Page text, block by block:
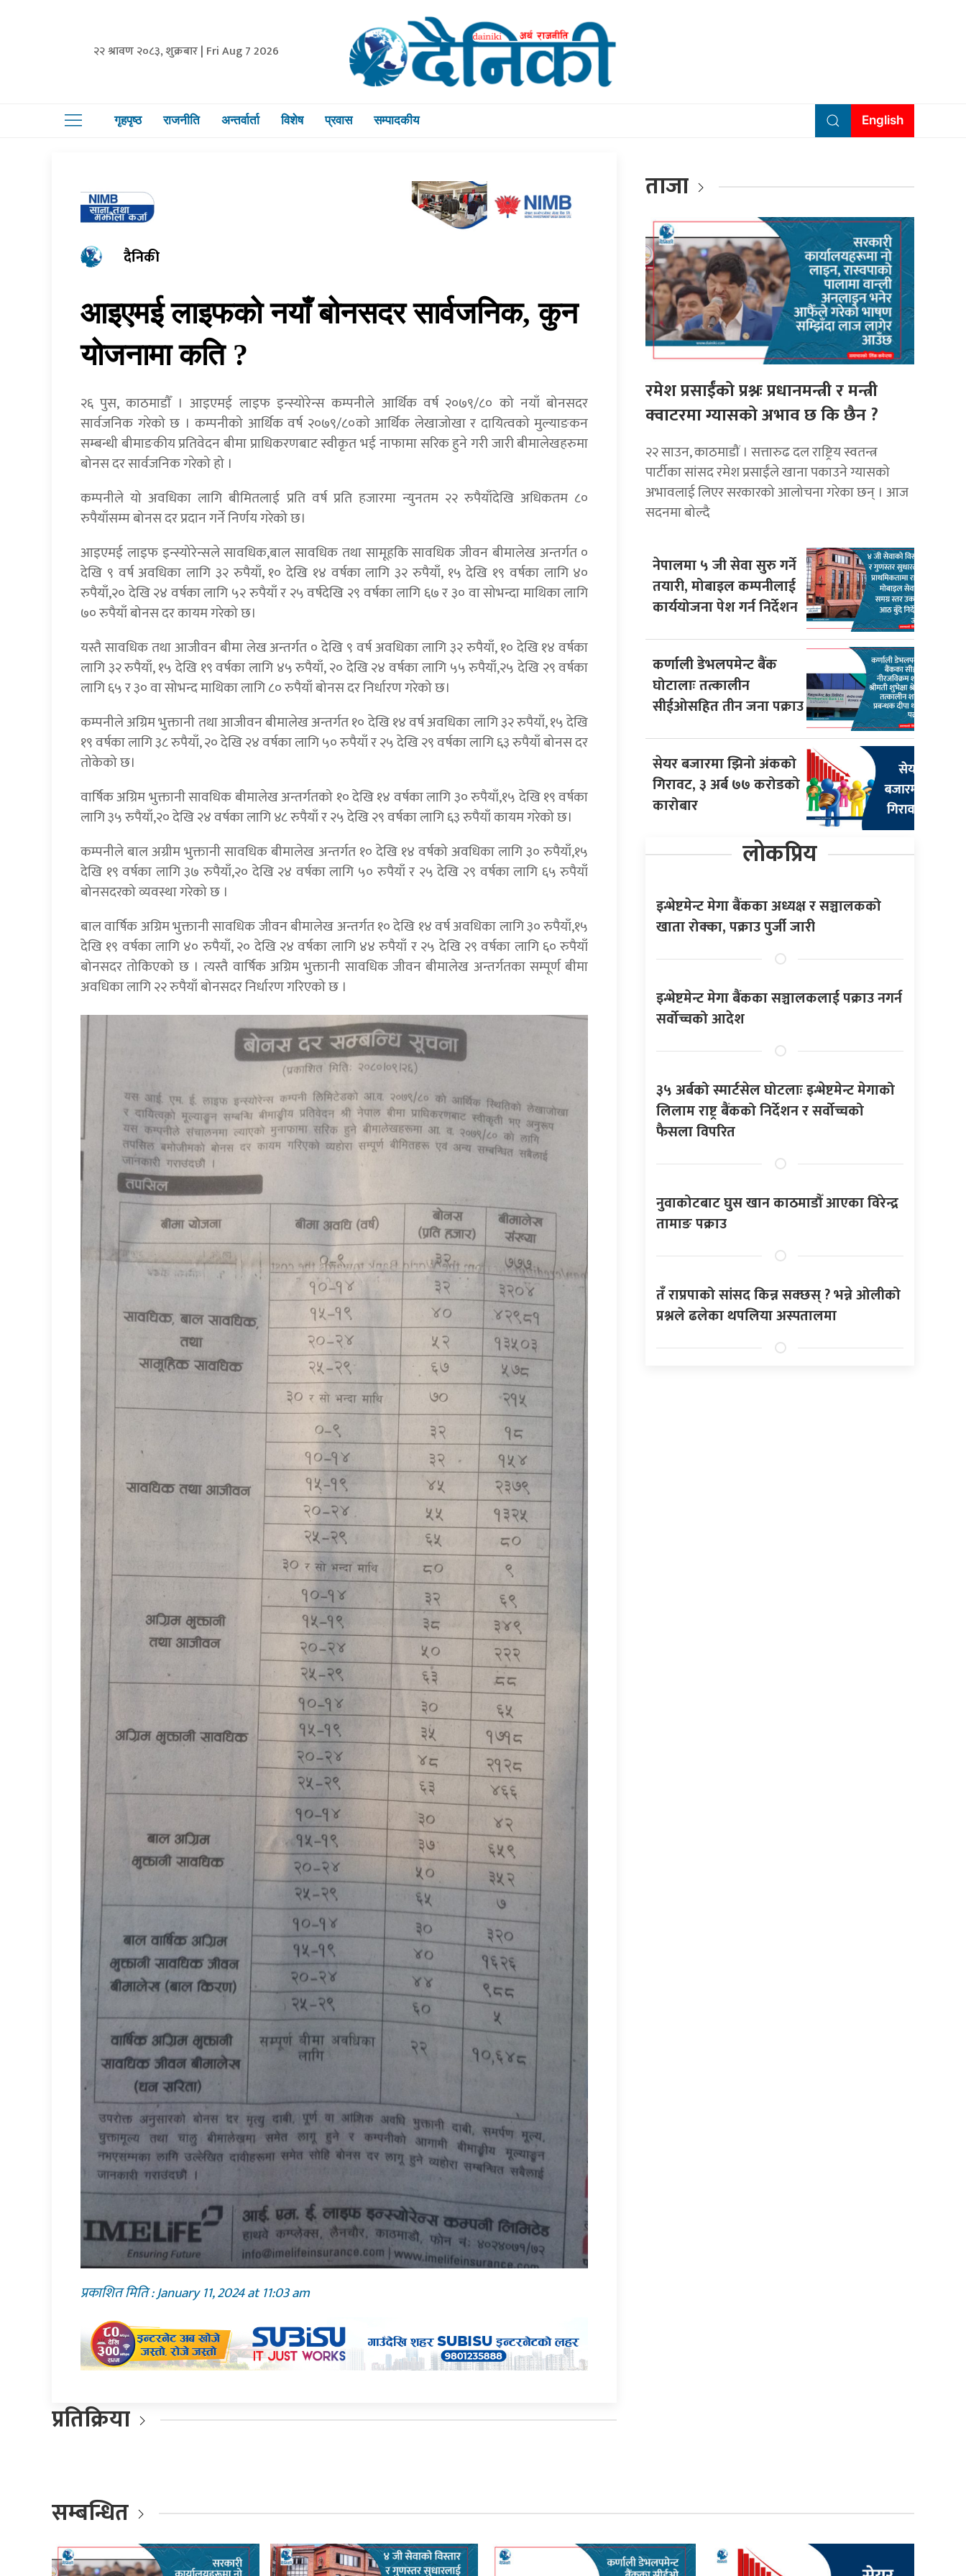
२२ श्रावण २०८३, शुक्रबार | Fri Aug 7 2026
गृहपृष्ठ राजनीति अन्तर्वार्ता विशेष प्रवास सम्पादकीय English
दैनिकी
आइएमई लाइफको नयाँ बोनसदर सार्वजनिक, कुन
योजनामा कति ?
२६ पुस, काठमाडाैँ । आइएमई लाइफ इन्स्योरेन्स कम्पनीले आर्थिक वर्ष २०७९/८० को नयाँ बोनसदर
सार्वजनिक गरेको छ । कम्पनीको आर्थिक वर्ष २०७९/८०को आर्थिक लेखाजोखा र दायित्वको मुल्याङकन
सम्बन्धी बीमाङकीय प्रतिवेदन बीमा प्राधिकरणबाट स्वीकृत भई नाफामा सरिक हुने गरी जारी बीमालेखहरुमा
बोनस दर सार्वजनिक गरेको हो ।
कम्पनीले यो अवधिका लागि बीमितलाई प्रति वर्ष प्रति हजारमा न्युनतम २२ रुपैयाँदेखि अधिकतम ८०
रुपैयाँसम्म बोनस दर प्रदान गर्ने निर्णय गरेको छ।
आइएमई लाइफ इन्स्योरेन्सले सावधिक,बाल सावधिक तथा सामूहकि सावधिक जीवन बीमालेख अन्तर्गत ०
देखि ९ वर्ष अवधिका लागि ३२ रुपैयाँ, १० देखि १४ वर्षका लागि ३२ रुपैयाँ, १५ देखि १९ वर्षका लागि ४०
रुपैयाँ,२० देखि २४ वर्षका लागि ५२ रुपैयाँ र २५ वर्षदेखि २९ वर्षका लागि ६७ र ३० वा सोभन्दा माथिका लागि
७० रुपैयाँ बोनस दर कायम गरेको छ।
यस्तै सावधिक तथा आजीवन बीमा लेख अन्तर्गत ० देखि ९ वर्ष अवधिका लागि ३२ रुपैयाँ, १० देखि १४ वर्षका
लागि ३२ रुपैयाँ, १५ देखि १९ वर्षका लागि ४५ रुपैयाँ, २० देखि २४ वर्षका लागि ५५ रुपैयाँ,२५ देखि २९ वर्षका
लागि ६५ र ३० वा सोभन्द माथिका लागि ८० रुपैयाँ बोनस दर निर्धारण गरेको छ।
कम्पनीले अग्रिम भुक्तानी तथा आजीवन बीमालेख अन्तर्गत १० देखि १४ वर्ष अवधिका लागि ३२ रुपैयाँ, १५ देखि
१९ वर्षका लागि ३८ रुपैयाँ, २० देखि २४ वर्षका लागि ५० रुपैयाँ र २५ देखि २९ वर्षका लागि ६३ रुपैयाँ बोनस दर
तोकेको छ।
वार्षिक अग्रिम भुक्तानी सावधिक बीमालेख अन्तर्गतको १० देखि १४ वर्षका लागि ३० रुपैयाँ,१५ देखि १९ वर्षका
लागि ३५ रुपैयाँ,२० देखि २४ वर्षका लागि ४८ रुपैयाँ र २५ देखि २९ वर्षका लागि ६३ रुपैयाँ कायम गरेको छ।
कम्पनीले बाल अग्रीम भुक्तानी सावधिक बीमालेख अन्तर्गत १० देखि १४ वर्षको अवधिका लागि ३० रुपैयाँ,१५
देखि १९ वर्षका लागि ३७ रुपैयाँ,२० देखि २४ वर्षका लागि ५० रुपैयाँ र २५ देखि २९ वर्षका लागि ६५ रुपैयाँ
बोनसदरको व्यवस्था गरेको छ ।
बाल वार्षिक अग्रिम भुक्तानी सावधिक जीवन बीमालेख अन्तर्गत १० देखि १४ वर्ष अवधिका लागि ३० रुपैयाँ,१५
देखि १९ वर्षका लागि ४० रुपैयाँ, २० देखि २४ वर्षका लागि ४४ रुपैयाँ र २५ देखि २९ वर्षका लागि ६० रुपैयाँ
बोनसदर तोकिएको छ । त्यस्तै वार्षिक अग्रिम भुक्तानी सावधिक जीवन बीमालेख अन्तर्गतका सम्पूर्ण बीमा
अवधिका लागि २२ रुपैयाँ बोनसदर निर्धारण गरिएको छ ।
प्रकाशित मिति : January 11, 2024 at 11:03 am
प्रतिक्रिया
ताजा
रमेश प्रसाईंको प्रश्नः प्रधानमन्त्री र मन्त्री
क्वाटरमा ग्यासको अभाव छ कि छैन ?
२२ साउन, काठमाडौं । सत्तारुढ दल राष्ट्रिय स्वतन्त्र
पार्टीका सांसद रमेश प्रसाईंले खाना पकाउने ग्यासको
अभावलाई लिएर सरकारको आलोचना गरेका छन् । आज
सदनमा बोल्दै
नेपालमा ५ जी सेवा सुरु गर्ने
तयारी, मोबाइल कम्पनीलाई
कार्ययोजना पेश गर्न निर्देशन
कर्णाली डेभलपमेन्ट बैंक
घोटालाः तत्कालीन
सीईओसहित तीन जना पक्राउ
सेयर बजारमा झिनो अंकको
गिरावट, ३ अर्ब ७७ करोडको
कारोबार
लोकप्रिय
इन्भेष्टमेन्ट मेगा बैंकका अध्यक्ष र सञ्चालकको
खाता रोक्का, पक्राउ पुर्जी जारी
इन्भेष्टमेन्ट मेगा बैंकका सञ्चालकलाई पक्राउ नगर्न
सर्वोच्चको आदेश
३५ अर्बको स्मार्टसेल घोटलाः इन्भेष्टमेन्ट मेगाको
लिलाम राष्ट्र बैंकको निर्देशन र सर्वोच्चको
फैसला विपरित
नुवाकोटबाट घुस खान काठमाडौँ आएका विरेन्द्र
तामाङ पक्राउ
तँ राप्रपाको सांसद किन्न सक्छस् ? भन्ने ओलीको
प्रश्नले ढलेका थपलिया अस्पतालमा
सम्बन्धित